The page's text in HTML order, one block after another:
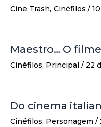
Cine Trash, Cinéfilos /
Maestro… O
Cinéfilos, Principal / 22
Do cinema
Cinéfilos, Personagem /